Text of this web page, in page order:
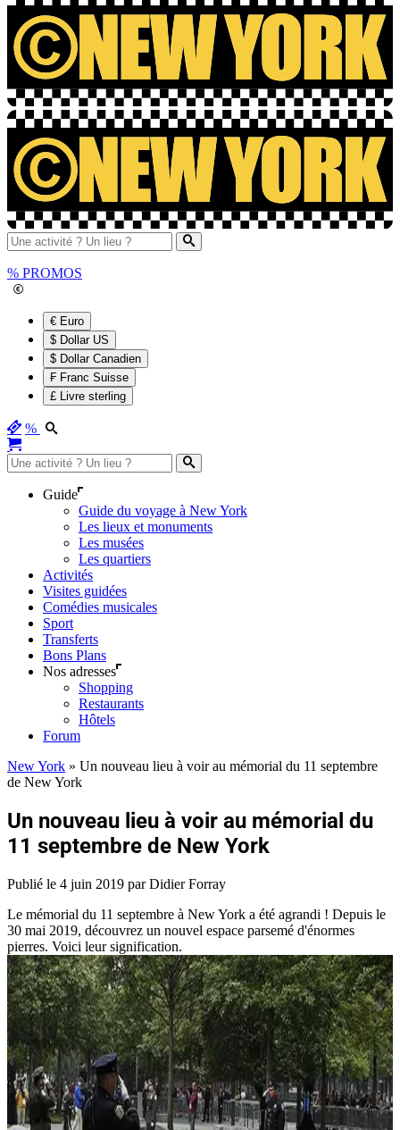
% PROMOS
€ Euro
$ Dollar US
$ Dollar Canadien
₣ Franc Suisse
£ Livre sterling
%
Guide
Guide du voyage à New York
Les lieux et monuments
Les musées
Les quartiers
Activités
Visites guidées
Comédies musicales
Sport
Transferts
Bons Plans
Nos adresses
Shopping
Restaurants
Hôtels
Forum
New York » Un nouveau lieu à voir au mémorial du 11 septembre
de New York
Un nouveau lieu à voir au mémorial du
11 septembre de New York
Publié le 4 juin 2019 par Didier Forray
Le mémorial du 11 septembre à New York a été agrandi ! Depuis le
30 mai 2019, découvrez un nouvel espace parsemé d'énormes
pierres. Voici leur signification.